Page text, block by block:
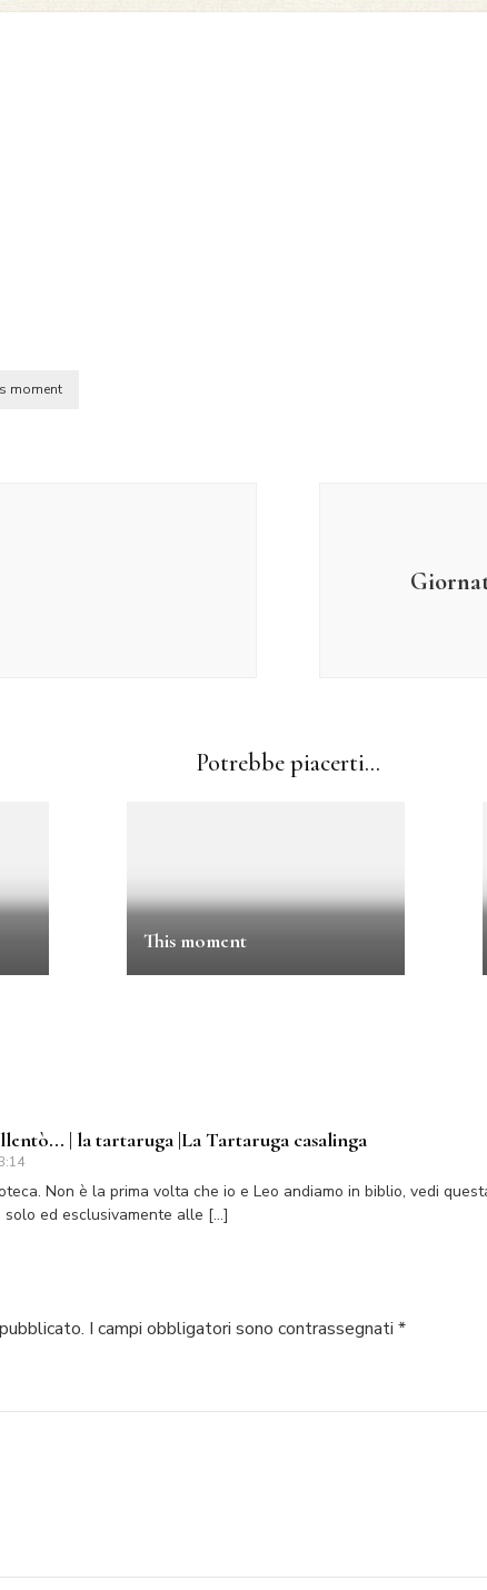
moment
Potrebbe piacerti...
This moment
| la tartaruga |La Tartaruga casalinga
Non è la prima volta che io e Leo andiamo in biblio, vedi
ed esclusivamente alle […]
I campi obbligatori sono contrassegnati *